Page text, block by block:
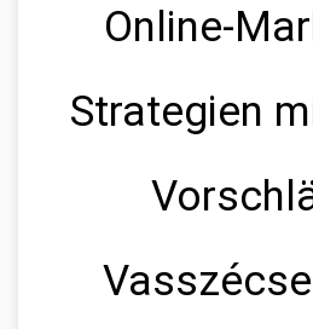
Online-
Strategien